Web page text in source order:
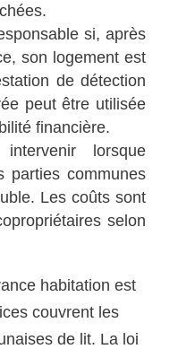
si, après
son logement est
de détection
peut être utilisée
financière.
lorsque
parties communes
Les coûts sont
selon
habitation est
couvrent les
de lit. La loi